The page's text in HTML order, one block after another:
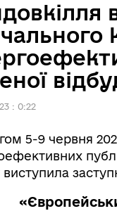
: 0:22
5-9 червня